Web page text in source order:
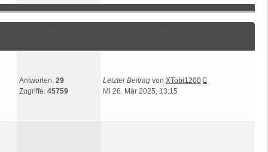
Antworten: 29
Zugriffe: 45759
Letzter Beitrag von XTobi1200
Mi 26. Mär 2025, 13:15